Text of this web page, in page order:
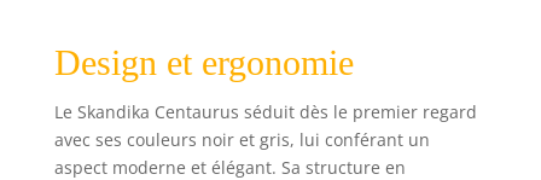
Senior, Max
150KG
pédalier en 3
parties pour un
fonctionnement
silencieux. ✔
CONFORT D'ASSISE
Design et ergonomie
Le Skandika Centaurus séduit dès le premier regard
avec ses couleurs noir et gris, lui conférant un
aspect moderne et élégant. Sa structure en